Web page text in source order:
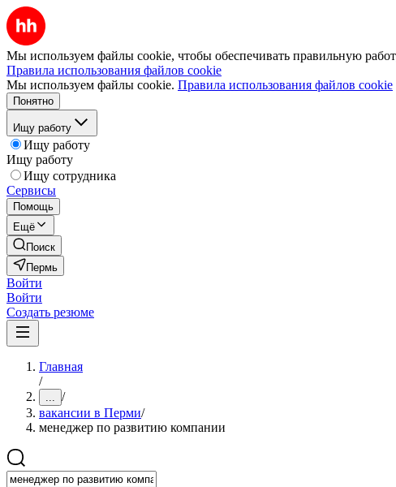
Мы используем файлы cookie, чтобы обеспечивать правильную
Правила использования файлов cookie
Мы используем файлы cookie. Правила использования файлов cookie
Понятно
Ищу работу
Ищу работу
Ищу работу
Ищу сотрудника
Сервисы
Помощь
Ещё
Поиск
Пермь
Войти
Войти
Создать резюме
Главная
/
... /
вакансии в Перми/
менеджер по развитию компании